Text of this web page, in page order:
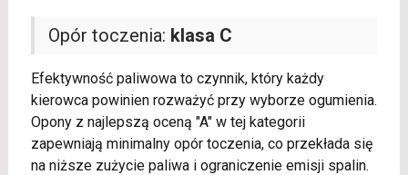
Opór toczenia: klasa C
Efektywność paliwowa to czynnik, który każdy
kierowca powinien rozważyć przy wyborze ogumienia.
Opony z najlepszą oceną "A" w tej kategorii
zapewniają minimalny opór toczenia, co przekłada się
na niższe zużycie paliwa i ograniczenie emisji spalin.